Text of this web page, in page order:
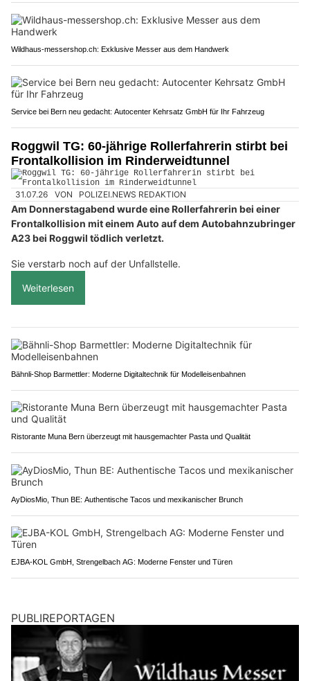
Wildhaus-messershop.ch: Exklusive Messer aus dem Handwerk
Service bei Bern neu gedacht: Autocenter Kehrsatz GmbH für Ihr Fahrzeug
Roggwil TG: 60-jährige Rollerfahrerin stirbt bei
Frontalkollision im Rinderweidtunnel
31.07.26 VON POLIZEI.NEWS REDAKTION
Am Donnerstagabend wurde eine Rollerfahrerin bei einer
Frontalkollision mit einem Auto auf dem Autobahnzubringer
A23 bei Roggwil tödlich verletzt.
Sie verstarb noch auf der Unfallstelle.
Weiterlesen
Bähnli-Shop Barmettler: Moderne Digitaltechnik für Modelleisenbahnen
Ristorante Muna Bern überzeugt mit hausgemachter Pasta und Qualität
AyDiosMio, Thun BE: Authentische Tacos und mexikanischer Brunch
EJBA-KOL GmbH, Strengelbach AG: Moderne Fenster und Türen
PUBLIREPORTAGEN